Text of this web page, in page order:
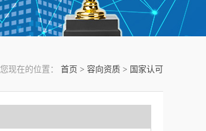
您现在的位置： 首页 > 容向资质 > 国家认可